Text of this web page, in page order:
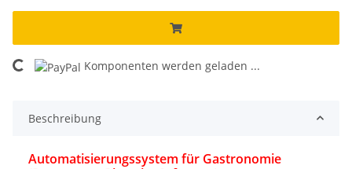
Loading... Komponenten werden geladen ...
Beschreibung
Automatisierungssystem für Gastronomie